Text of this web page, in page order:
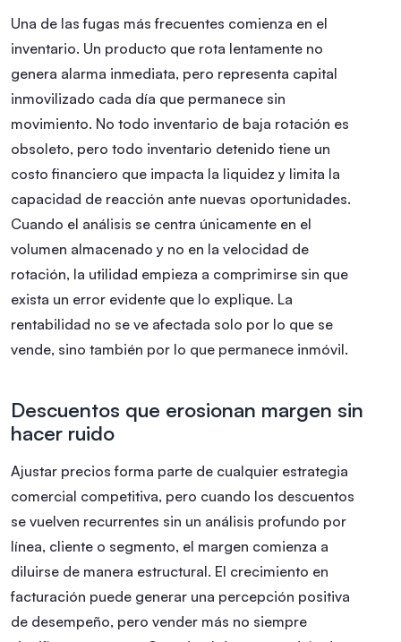
Una de las fugas más frecuentes comienza en el
inventario. Un producto que rota lentamente no
genera alarma inmediata, pero representa capital
inmovilizado cada día que permanece sin
movimiento. No todo inventario de baja rotación es
obsoleto, pero todo inventario detenido tiene un
costo financiero que impacta la liquidez y limita la
capacidad de reacción ante nuevas oportunidades.
Cuando el análisis se centra únicamente en el
volumen almacenado y no en la velocidad de
rotación, la utilidad empieza a comprimirse sin que
exista un error evidente que lo explique. La
rentabilidad no se ve afectada solo por lo que se
vende, sino también por lo que permanece inmóvil.
Descuentos que erosionan margen sin
hacer ruido
Ajustar precios forma parte de cualquier estrategia
comercial competitiva, pero cuando los descuentos
se vuelven recurrentes sin un análisis profundo por
línea, cliente o segmento, el margen comienza a
diluirse de manera estructural. El crecimiento en
facturación puede generar una percepción positiva
de desempeño, pero vender más no siempre